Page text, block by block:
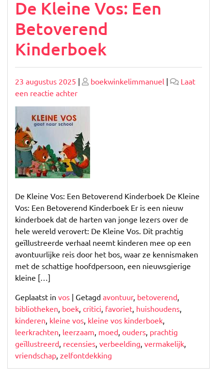
De Kleine Vos: Een
Betoverend
Kinderboek
Geplaatst
op
23 augustus 2025 | Geplaatst
boekwinkelimmanuel |
Laat
een reactie achterop
van
De
Kleine
Vos:
Betoverend
Kinderboek
De Kleine Vos: Een Betoverend Kinderboek De Kleine
Vos: Een Betoverend Kinderboek Er is een nieuw
kinderboek dat de harten van jonge lezers over de
hele wereld verovert: De Kleine Vos. Dit prachtig
geïllustreerde verhaal neemt kinderen mee op een
avontuurlijke reis door het bos, waar ze kennismaken
met de schattige hoofdpersoon, een nieuwsgierige
kleine […]
Geplaatst in vos | Getagd avontuur, betoverend
bibliotheken boek critici favoriet huishoudens
kinderen kleine vos kleine vos kinderboek
leerkrachten leerzaam moed ouders prachtig
geïllustreerd recensies verbeelding vermakelijk
vriendschap zelfontdekking